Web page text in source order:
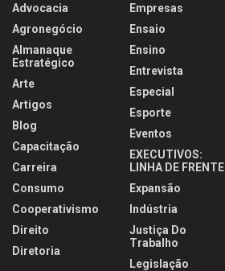
Advocacia
Agronegócio
Almanaque
Estratégico
Arte
Artigos
Blog
Capacitação
Carreira
Consumo
Cooperativismo
Direito
Diretoria
Empresas
Ensaio
Ensino
Entrevista
Especial
Esporte
Eventos
EXECUTIVOS:
LINHA DE FRENTE
Expansão
Indústria
Justiça Do
Trabalho
Legislação